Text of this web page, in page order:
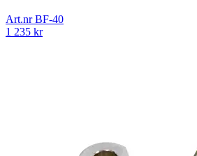
Art.nrBF-40
1 235 kr